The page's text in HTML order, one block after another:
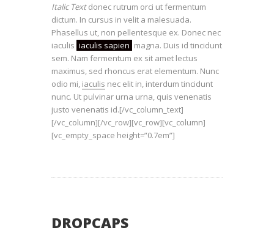
Italic Textdonec rutrum orci ut fermentum
dictum. In cursus in velit a malesuada.
Phasellus ut, non pellentesque ex. Donec nec
iaculis iaculis sapien magna. Duis id tincidunt
sem. Nam fermentum ex sit amet lectus
maximus, sed rhoncus erat elementum. Nunc
odio mi, iaculis nec elit in, interdum tincidunt
nunc. Ut pulvinar urna urna, quis venenatis
justo venenatis id.[/vc_column_text]
[/vc_column][/vc_row][vc_row][vc_column]
[vc_empty_space height=”0.7em”]
DROPCAPS